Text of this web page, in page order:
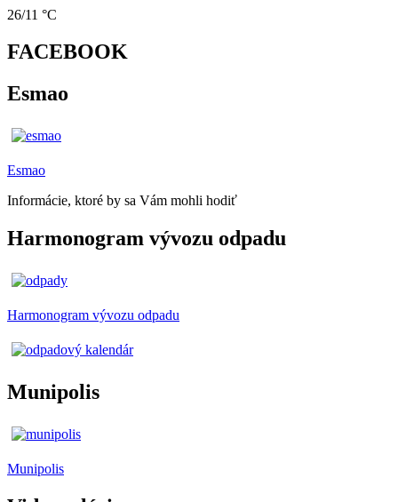
26/11 °C
FACEBOOK
Esmao
Esmao
Informácie, ktoré by sa Vám mohli hodiť
Harmonogram vývozu odpadu
Harmonogram vývozu odpadu
Munipolis
Munipolis